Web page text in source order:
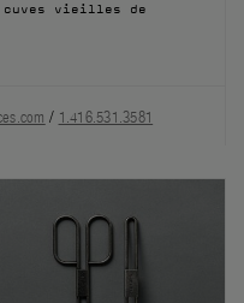
cuves vieilles de
/ 1.416.531.3581